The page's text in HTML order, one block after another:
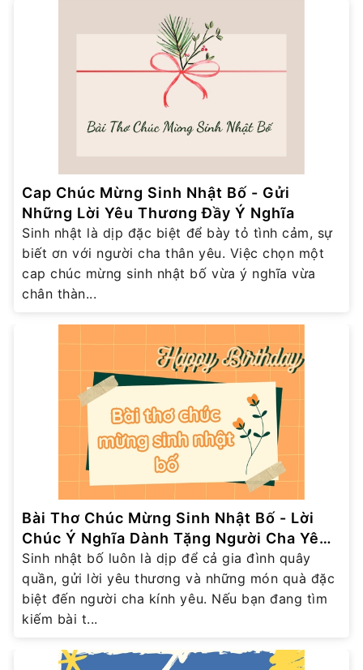
Cap Chúc Mừng Sinh Nhật Bố - Gửi
Những Lời Yêu Thương Đầy Ý Nghĩa
Sinh nhật là dịp đặc biệt để bày tỏ tình cảm, sự
biết ơn với người cha thân yêu. Việc chọn một
cap chúc mừng sinh nhật bố vừa ý nghĩa vừa
chân thàn...
Bài Thơ Chúc Mừng Sinh Nhật Bố - Lời
Chúc Ý Nghĩa Dành Tặng Người Cha Yêu
Thương
Sinh nhật bố luôn là dịp để cả gia đình quây
quần, gửi lời yêu thương và những món quà đặc
biệt đến người cha kính yêu. Nếu bạn đang tìm
kiếm bài t...